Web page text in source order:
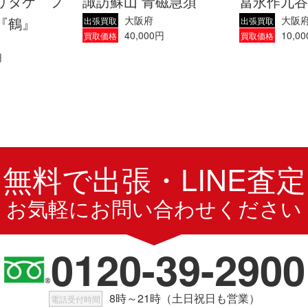
』
出張買取 大阪府
買取価格 40,000円
出張買取 大阪
買取価格
無料で出張・LINE査定
お気軽にお問い合わせください
0120-39-2900
電話受付時間 8時～21時（土日祝日も営業）